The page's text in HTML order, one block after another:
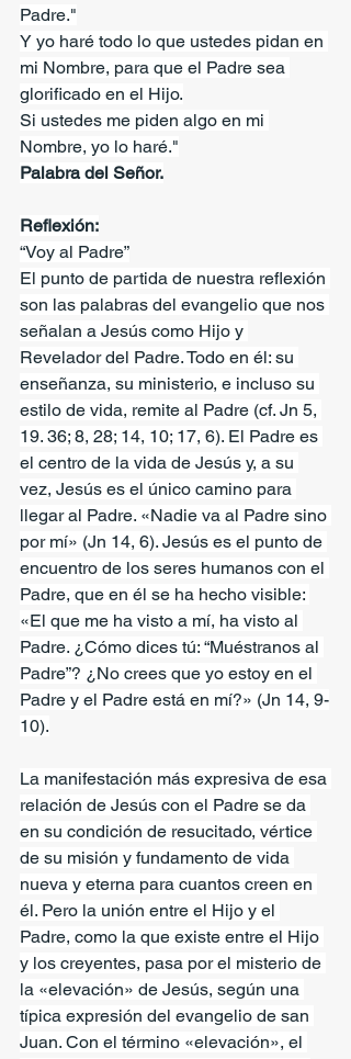
Padre."
Y yo haré todo lo que ustedes pidan en
mi Nombre, para que el Padre sea
glorificado en el Hijo.
Si ustedes me piden algo en mi
Nombre, yo lo haré."
Palabra del Señor.
Reflexión:
“Voy al Padre”
El punto de partida de nuestra reflexión
son las palabras del evangelio que nos
señalan a Jesús como Hijo y
Revelador del Padre. Todo en él: su
enseñanza, su ministerio, e incluso su
estilo de vida, remite al Padre (cf. Jn 5,
19. 36; 8, 28; 14, 10; 17, 6). El Padre es
el centro de la vida de Jesús y, a su
vez, Jesús es el único camino para
llegar al Padre. «Nadie va al Padre sino
por mí» (Jn 14, 6). Jesús es el punto de
encuentro de los seres humanos con el
Padre, que en él se ha hecho visible:
«El que me ha visto a mí, ha visto al
Padre. ¿Cómo dices tú: “Muéstranos al
Padre”? ¿No crees que yo estoy en el
Padre y el Padre está en mí?» (Jn 14, 9-
10).
La manifestación más expresiva de esa
relación de Jesús con el Padre se da
en su condición de resucitado, vértice
de su misión y fundamento de vida
nueva y eterna para cuantos creen en
él. Pero la unión entre el Hijo y el
Padre, como la que existe entre el Hijo
y los creyentes, pasa por el misterio de
la «elevación» de Jesús, según una
típica expresión del evangelio de san
Juan. Con el término «elevación», el